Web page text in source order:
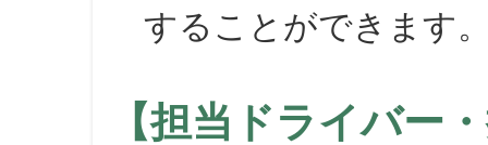
することができます
【担当ドライバー